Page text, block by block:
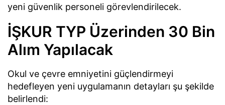
yeni güvenlik personeli görevlendirilecek.
İŞKUR TYP Üzerinden 30 Bin
Alım Yapılacak
Okul ve çevre emniyetini güçlendirmeyi
hedefleyen yeni uygulamanın detayları şu şekilde
belirlendi: